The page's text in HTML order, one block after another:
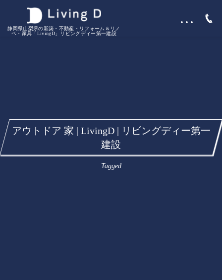
静岡県山梨県の新築・不動産・リフォーム＆リノ
ベ・家具「LivingD」リビングディー第一建設
…
アウトドア 家 | LivingD | リビングディー第一
建設
Tagged